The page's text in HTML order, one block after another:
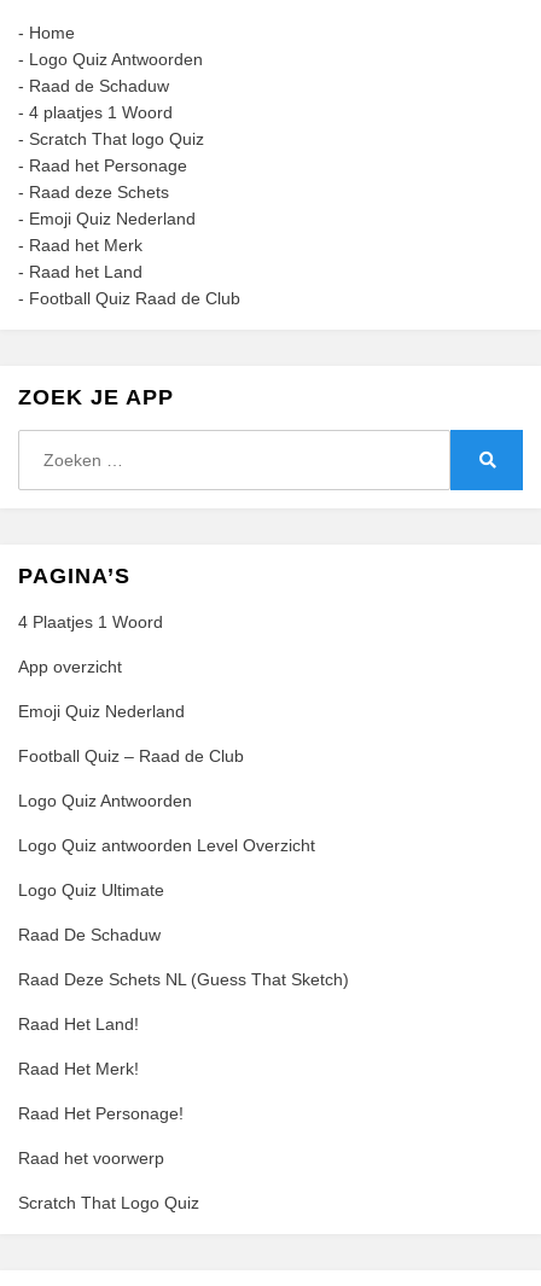
- Home
- Logo Quiz Antwoorden
- Raad de Schaduw
- 4 plaatjes 1 Woord
- Scratch That logo Quiz
- Raad het Personage
- Raad deze Schets
- Emoji Quiz Nederland
- Raad het Merk
- Raad het Land
- Football Quiz Raad de Club
ZOEK JE APP
naar:
PAGINA’S
4 Plaatjes 1 Woord
App overzicht
Emoji Quiz Nederland
Football Quiz – Raad de Club
Logo Quiz Antwoorden
Logo Quiz antwoorden Level Overzicht
Logo Quiz Ultimate
Raad De Schaduw
Raad Deze Schets NL (Guess That Sketch)
Raad Het Land!
Raad Het Merk!
Raad Het Personage!
Raad het voorwerp
Scratch That Logo Quiz